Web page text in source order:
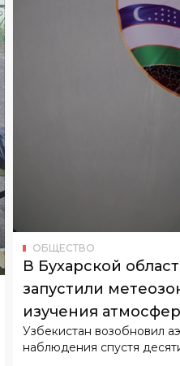
ОБЩЕСТВО
В Бухарской
запустили
изучения
Узбекистан возобновил
наблюдения спустя